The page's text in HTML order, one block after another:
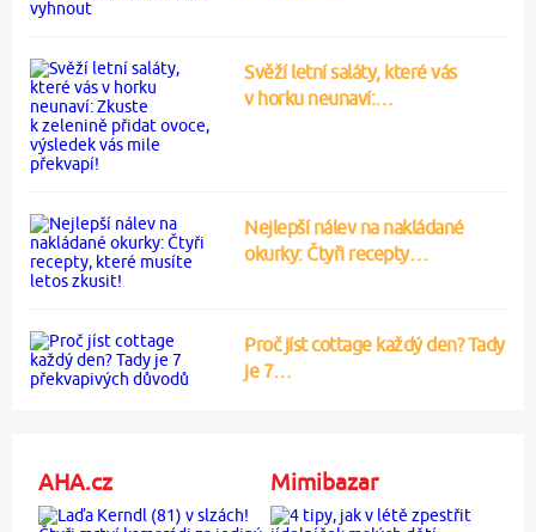
Svěží letní saláty, které vás
v horku neunaví:…
Nejlepší nálev na nakládané
okurky: Čtyři recepty…
Proč jíst cottage každý den? Tady
je 7…
AHA.cz Mimibazar